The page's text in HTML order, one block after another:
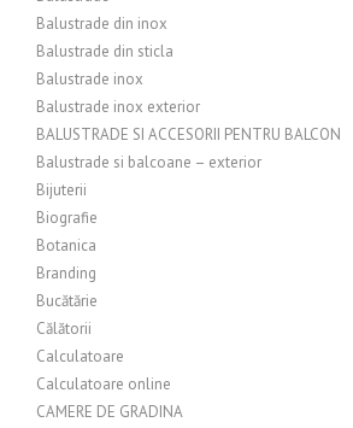
Balustrade din inox
Balustrade din sticla
Balustrade inox
Balustrade inox exterior
BALUSTRADE SI ACCESORII PENTRU BALCON
Balustrade si balcoane – exterior
Bijuterii
Biografie
Botanica
Branding
Bucătărie
Călătorii
Calculatoare
Calculatoare online
CAMERE DE GRADINA